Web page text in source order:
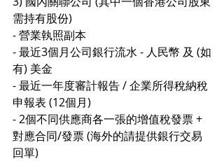
需持有股份)
- 營業執照副本
- 最近3個月公司銀行流水 - 人民幣 及 (如
有) 美金
- 最近一年度審計報告 / 企業所得稅納稅
申報表 (12個月)
- 2個不同供應商各一張的增值稅發票 +
對應合同/發票 (海外的請提供銀行交易
回單)